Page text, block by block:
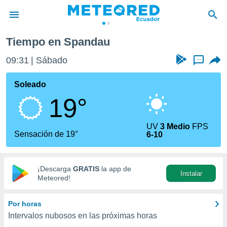
de
ha
calidad.
a este
las
y
digital
basada
Tiempo en Spandau
09:31 Sábado ...
Soleado
19°
Sensación de 19°
UV3 Medio FPS
6-10
¡Descarga GRATIS la app de
Meteored!
Instalar
Por horas
Intervalos nubosos en las próximas horas